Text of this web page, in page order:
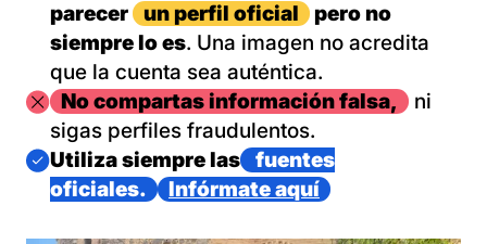
parecer
un perfil oficial
pero no
siempre lo es. Una imagen no acredita
que la cuenta sea auténtica.
ImagenNo compartas información falsa,
ni
sigas perfiles fraudulentos.
Imagen
Utiliza siempre las
fuentes
oficiales.
Infórmate aquí